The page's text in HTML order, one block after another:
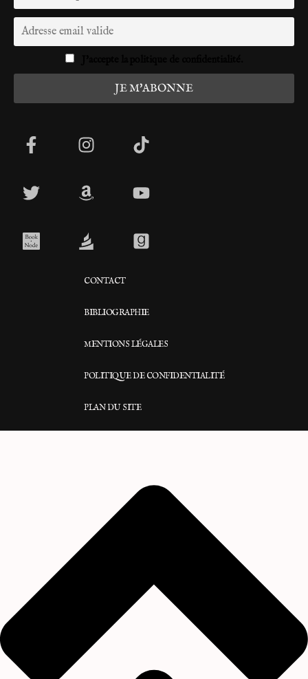
CONTACT
BIBLIOGRAPHIE
MENTIONS LÉGALES
POLITIQUE DE CONFIDENTIALITÉ
PLAN DU SITE